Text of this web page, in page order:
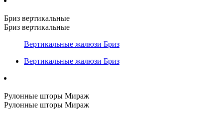
Бриз вертикальные
Бриз вертикальные
Вертикальные жалюзи Бриз
Вертикальные жалюзи Бриз
Рулонные шторы Мираж
Рулонные шторы Мираж